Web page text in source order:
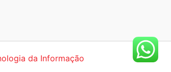
da Informação